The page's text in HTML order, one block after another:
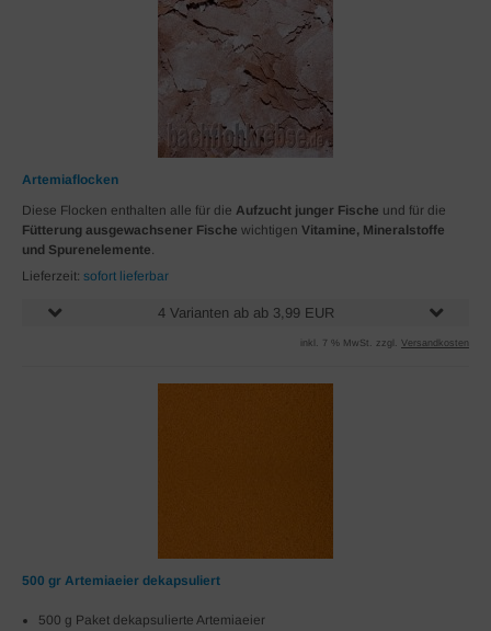
Artemiaflocken
Diese Flocken enthalten alle für die Aufzucht junger Fische und für die
Fütterung ausgewachsener Fische wichtigen Vitamine, Mineralstoffe
und Spurenelemente.
Lieferzeit: sofort lieferbar
4 Varianten ab ab 3,99 EUR
inkl. 7 % MwSt. zzgl. Versandkosten
500 gr Artemiaeier dekapsuliert
500 g Paket dekapsulierte Artemiaeier